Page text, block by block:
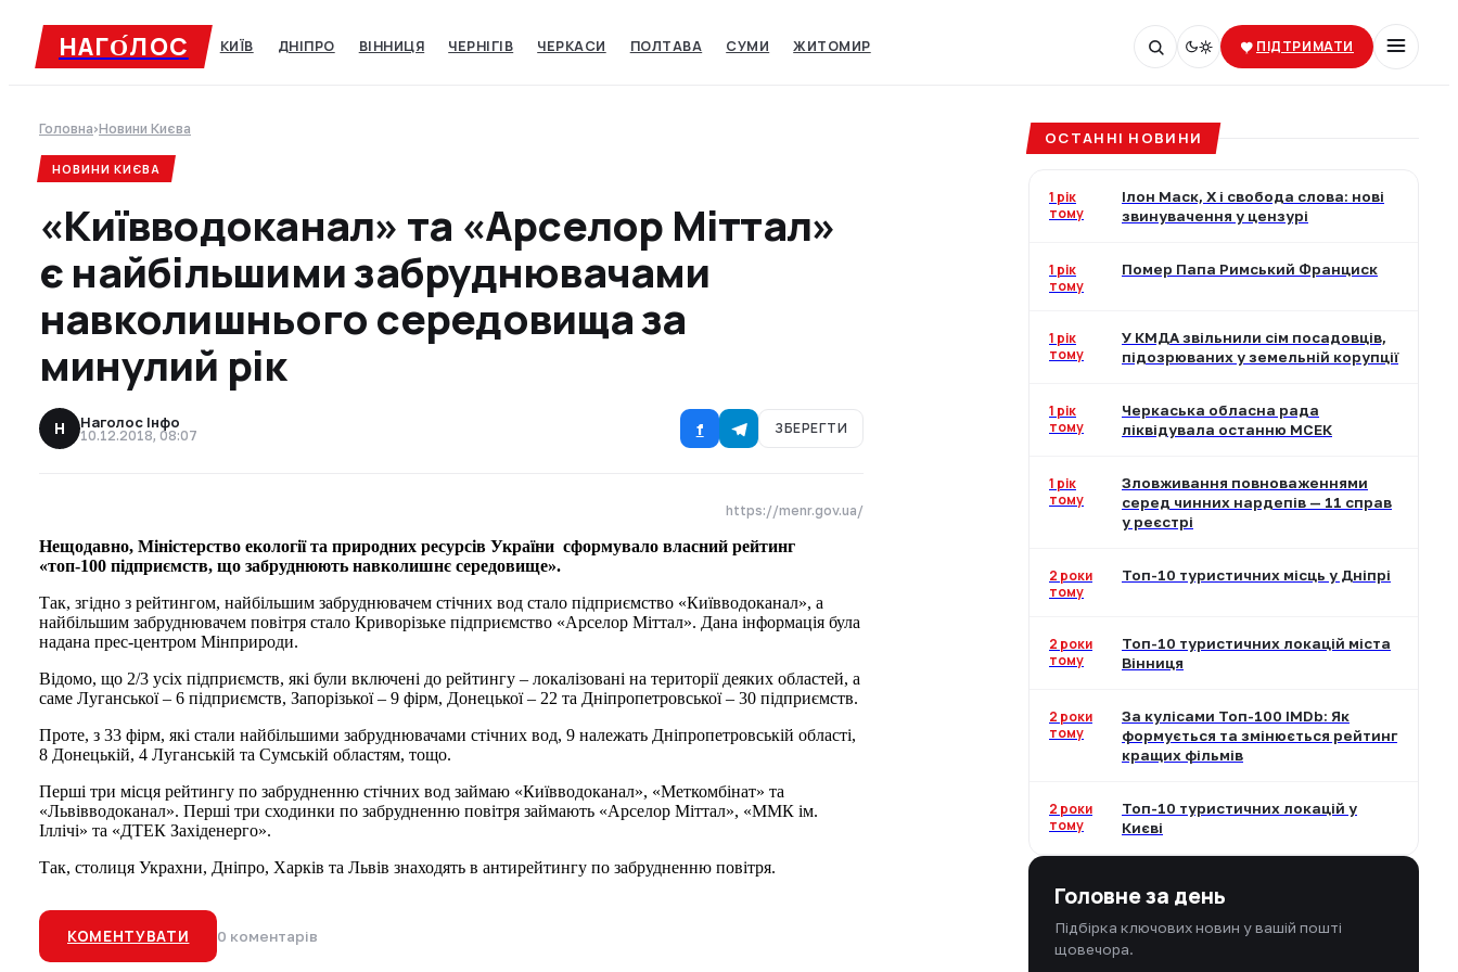
НАГО́ЛОC КИЇВ ДНІПРО ВІННИЦЯ ЧЕРНІГІВ ЧЕРКАСИ ПОЛТАВА СУМИ ЖИТОМИР ПІДТРИМАТИ
Головна›Новини Києва
НОВИНИ КИЄВА
«Київводоканал» та «Арселор Міттал»
є найбільшими забруднювачами
навколишнього середовища за
минулий рік
Н Наголос Інфо
10.12.2018, 08:07 f ЗБЕРЕГТИ
https://menr.gov.ua/
Нещодавно, Міністерство екології та природних ресурсів України сформувало власний рейтинг
«топ-100 підприємств, що забруднюють навколишнє середовище».
Так, згідно з рейтингом, найбільшим забруднювачем стічних вод стало підприємство «Київводоканал», а
найбільшим забруднювачем повітря стало Криворізьке підприємство «Арселор Міттал». Дана інформація була
надана прес-центром Мінприроди.
Відомо, що 2/3 усіх підприємств, які були включені до рейтингу – локалізовані на території деяких областей, а
саме Луганської – 6 підприємств, Запорізької – 9 фірм, Донецької – 22 та Дніпропетровської – 30 підприємств.
Проте, з 33 фірм, які стали найбільшими забруднювачами стічних вод, 9 належать Дніпропетровській області,
8 Донецькій, 4 Луганській та Сумській областям, тощо.
Перші три місця рейтингу по забрудненню стічних вод займаю «Київводоканал», «Меткомбінат» та
«Львівводоканал». Перші три сходинки по забрудненню повітря займають «Арселор Міттал», «ММК ім.
Іллічі» та «ДТЕК Західенерго».
Так, столиця Украхни, Дніпро, Харків та Львів знаходять в антирейтингу по забрудненню повітря.
КОМЕНТУВАТИ 0 коментарів
ОСТАННІ НОВИНИ
1 рік
тому
Ілон Маск, X і свобода слова: нові
звинувачення у цензурі
1 рік
тому
Помер Папа Римський Франциск
1 рік
тому
У КМДА звільнили сім посадовців,
підозрюваних у земельній корупції
1 рік
тому
Черкаська обласна рада
ліквідувала останню МСЕК
1 рік
тому
Зловживання повноваженнями
серед чинних нардепів — 11 справ
у реєстрі
2 роки
тому
Топ-10 туристичних місць у Дніпрі
2 роки
тому
Топ-10 туристичних локацій міста
Вінниця
2 роки
тому
За кулісами Топ-100 IMDb: Як
формується та змінюється рейтинг
кращих фільмів
2 роки
тому
Топ-10 туристичних локацій у
Києві
Головне за день
Підбірка ключових новин у вашій пошті
щовечора.